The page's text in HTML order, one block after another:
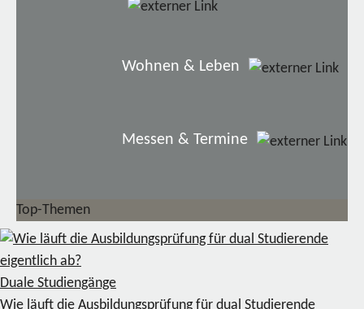
Wohnen & Leben
Messen & Termine
Top-Themen
Duale Studiengänge
Wie läuft die Ausbildungsprüfung für dual Studierende